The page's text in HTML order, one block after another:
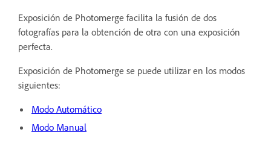
Exposición de Photomerge facilita la fusión de dos
fotografías para la obtención de otra con una exposición
perfecta.
Exposición de Photomerge se puede utilizar en los modos
siguientes:
Modo Automático
Modo Manual